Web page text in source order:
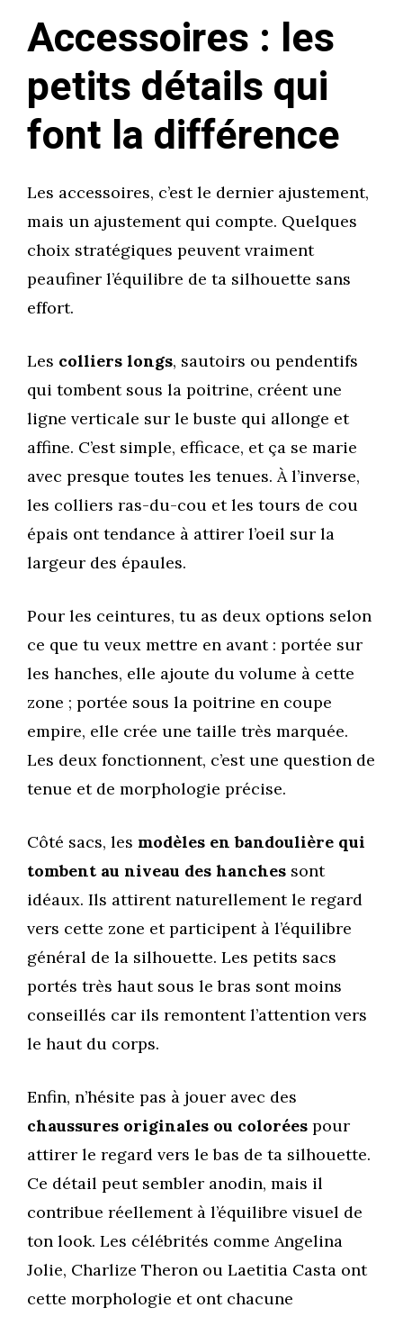
Accessoires : les
petits détails qui
font la différence
Les accessoires, c’est le dernier ajustement,
mais un ajustement qui compte. Quelques
choix stratégiques peuvent vraiment
peaufiner l’équilibre de ta silhouette sans
effort.
Les colliers longs, sautoirs ou pendentifs
qui tombent sous la poitrine, créent une
ligne verticale sur le buste qui allonge et
affine. C’est simple, efficace, et ça se marie
avec presque toutes les tenues. À l’inverse,
les colliers ras-du-cou et les tours de cou
épais ont tendance à attirer l’oeil sur la
largeur des épaules.
Pour les ceintures, tu as deux options selon
ce que tu veux mettre en avant : portée sur
les hanches, elle ajoute du volume à cette
zone ; portée sous la poitrine en coupe
empire, elle crée une taille très marquée.
Les deux fonctionnent, c’est une question de
tenue et de morphologie précise.
Côté sacs, les modèles en bandoulière qui
tombent au niveau des hanches sont
idéaux. Ils attirent naturellement le regard
vers cette zone et participent à l’équilibre
général de la silhouette. Les petits sacs
portés très haut sous le bras sont moins
conseillés car ils remontent l’attention vers
le haut du corps.
Enfin, n’hésite pas à jouer avec des
chaussures originales ou colorées pour
attirer le regard vers le bas de ta silhouette.
Ce détail peut sembler anodin, mais il
contribue réellement à l’équilibre visuel de
ton look. Les célébrités comme Angelina
Jolie, Charlize Theron ou Laetitia Casta ont
cette morphologie et ont chacune